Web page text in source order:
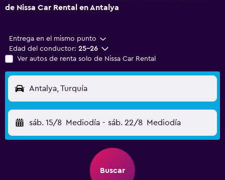
de Nissa Car Rental en Antalya
Entrega en el mismo punto
Edad del conductor: 25-26
Ver autos de renta solo de Nissa Car Rental
Antalya, Turquía
sáb. 15/8 Mediodía - sáb. 22/8 Mediodía
Buscar